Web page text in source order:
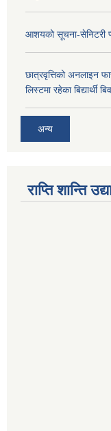
आशयको सूचना-सेनिटरी
छात्रवृत्तिको अनलाइन
लिस्टमा रहेका बिद्यार्थी
अन्य
राप्ति शान्ति